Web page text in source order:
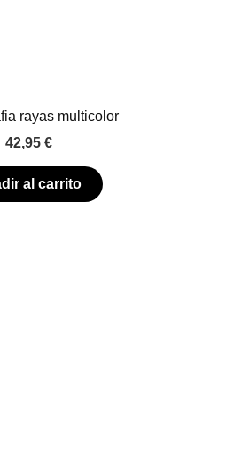
rayas multicolor
42,95 €
al carrito